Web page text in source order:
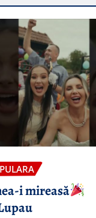
i mireasă​